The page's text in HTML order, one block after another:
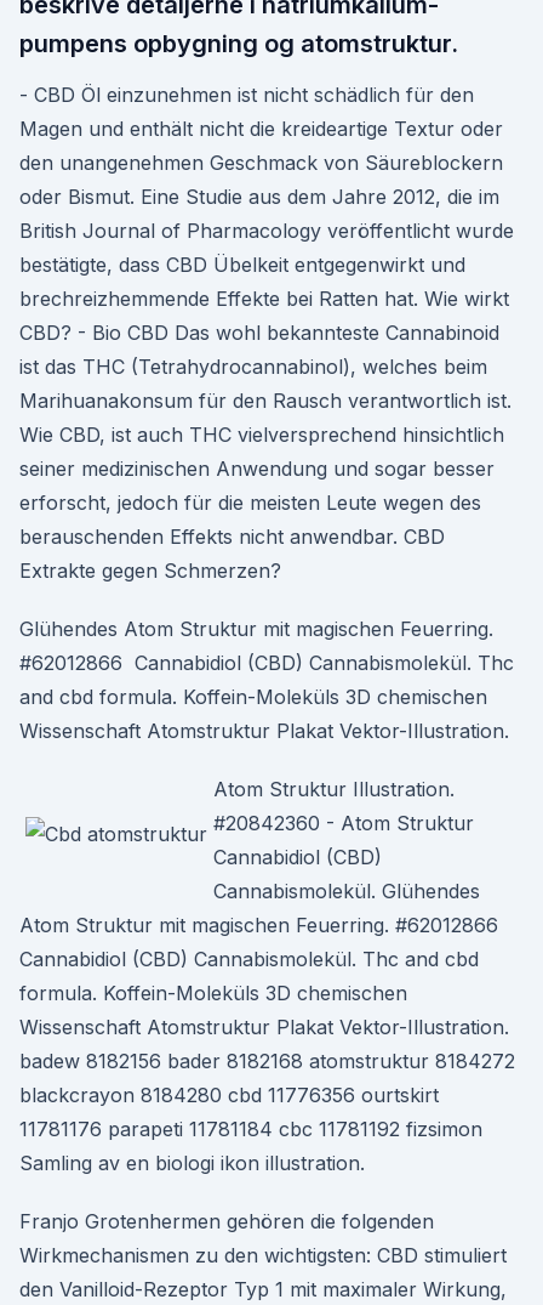
pumpens opbygning og atomstruktur.
- CBD Öl einzunehmen ist nicht schädlich für den
Magen und enthält nicht die kreideartige Textur oder
den unangenehmen Geschmack von Säureblockern
oder Bismut. Eine Studie aus dem Jahre 2012, die im
British Journal of Pharmacology veröffentlicht wurde
bestätigte, dass CBD Übelkeit entgegenwirkt und
brechreizhemmende Effekte bei Ratten hat. Wie wirkt
CBD? - Bio CBD Das wohl bekannteste Cannabinoid
ist das THC (Tetrahydrocannabinol), welches beim
Marihuanakonsum für den Rausch verantwortlich ist.
Wie CBD, ist auch THC vielversprechend hinsichtlich
seiner medizinischen Anwendung und sogar besser
erforscht, jedoch für die meisten Leute wegen des
berauschenden Effekts nicht anwendbar. CBD
Extrakte gegen Schmerzen?
Glühendes Atom Struktur mit magischen Feuerring.
#62012866 Cannabidiol (CBD) Cannabismolekül. Thc
and cbd formula. Koffein-Moleküls 3D chemischen
Wissenschaft Atomstruktur Plakat Vektor-Illustration.
Atom Struktur Illustration.
#20842360 - Atom Struktur
Cannabidiol (CBD)
Cannabismolekül. Glühendes
Atom Struktur mit magischen Feuerring. #62012866
Cannabidiol (CBD) Cannabismolekül. Thc and cbd
formula. Koffein-Moleküls 3D chemischen
Wissenschaft Atomstruktur Plakat Vektor-Illustration.
badew 8182156 bader 8182168 atomstruktur 8184272
blackcrayon 8184280 cbd 11776356 ourtskirt
11781176 parapeti 11781184 cbc 11781192 fizsimon
Samling av en biologi ikon illustration.
Franjo Grotenhermen gehören die folgenden
Wirkmechanismen zu den wichtigsten: CBD stimuliert
den Vanilloid-Rezeptor Typ 1 mit maximaler Wirkung,